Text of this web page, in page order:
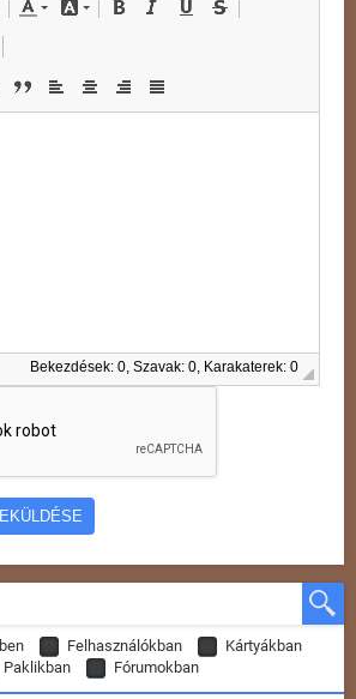
Bekezdések: 0, Szavak: 0, Karakaterek: 0
Felhasználókban
Kártyákban
Paklikban
Fórumokban